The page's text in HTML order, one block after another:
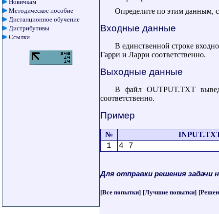
Новичкам
Методическое пособие
Дистанционное обучение
Дистрибутивы
Ссылки
Определите по этим данным,
Входные данные
В единственной строке
Гарри и Ларри соответственно.
Выходные данные
В файл OUTPUT.TXT
соответственно.
Пример
№
1 4 7
Для отправки решения задачи
[Все попытки] [Лучшие попытки]